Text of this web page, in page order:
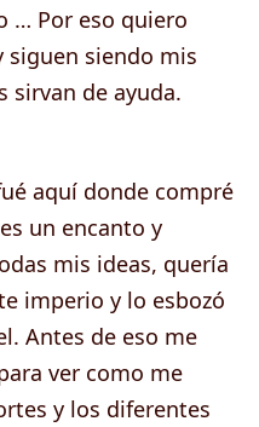
… Por eso quiero
siguen siendo mis
sirvan de ayuda.
aquí donde compré
es un encanto y
mis ideas, quería
imperio y lo esbozó
Antes de eso me
ver como me
y los diferentes